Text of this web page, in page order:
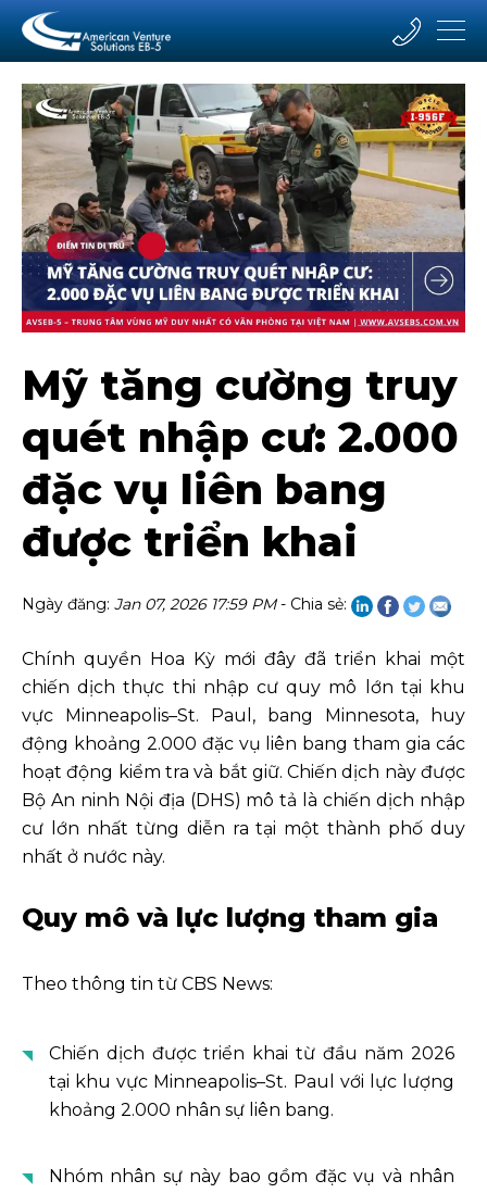
Mỹ tăng cường truy
quét nhập cư: 2.000
đặc vụ liên bang
được triển khai
Ngày đăng: Jan 07, 2026 17:59 PM- Chia sẻ:
Chính quyền Hoa Kỳ mới đây đã triển khai một
chiến dịch thực thi nhập cư quy mô lớn tại khu
vực Minneapolis–St. Paul, bang Minnesota, huy
động khoảng 2.000 đặc vụ liên bang tham gia các
hoạt động kiểm tra và bắt giữ. Chiến dịch này được
Bộ An ninh Nội địa (DHS) mô tả là chiến dịch nhập
cư lớn nhất từng diễn ra tại một thành phố duy
nhất ở nước này.
Quy mô và lực lượng tham gia
Theo thông tin từ CBS News:
Chiến dịch được triển khai từ đầu năm 2026
tại khu vực Minneapolis–St. Paul với lực lượng
khoảng 2.000 nhân sự liên bang.
Nhóm nhân sự này bao gồm đặc vụ và nhân